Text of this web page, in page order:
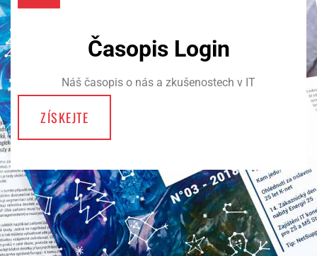
Časopis Login
Náš časopis o nás a zkušenostech v IT
ZÍSKEJTE